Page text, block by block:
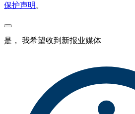
保护声明 。
是， 我希望收到新报业媒体